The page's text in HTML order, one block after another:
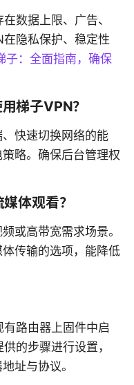
数据上限、广告、
隐私保护、稳定性
子：全面指南，确保
梯子VPN？
快速切换网络的能
略。确保后台管理权
体观看？
或高带宽需求场景。
传输的选项，能降低
路由器上固件中启
的步骤进行设置，
址与协议。